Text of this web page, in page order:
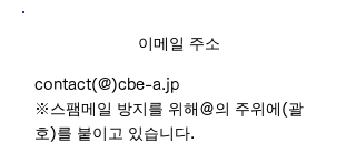
이메일 주소
contact(@)cbe-a.jp
​※스팸메일 방지를 위해＠의 주위에(괄
호)를 붙이고 있습니다.